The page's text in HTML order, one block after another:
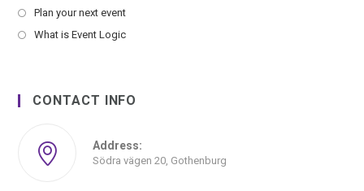
Plan your next event
What is Event Logic
CONTACT INFO
Address:
Södra vägen 20, Gothenburg